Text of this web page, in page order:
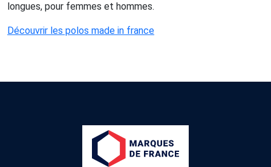
longues, pour femmes et hommes.
Découvrir les polos made in france